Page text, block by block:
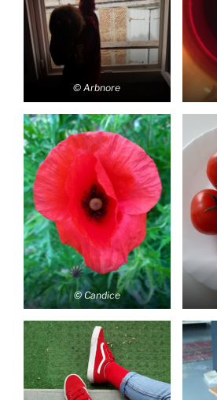
© Arbnore
© Candice